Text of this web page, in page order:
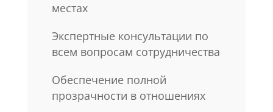
местах
Экспертные консультации по
всем вопросам сотрудничества
Обеспечение полной
прозрачности в отношениях